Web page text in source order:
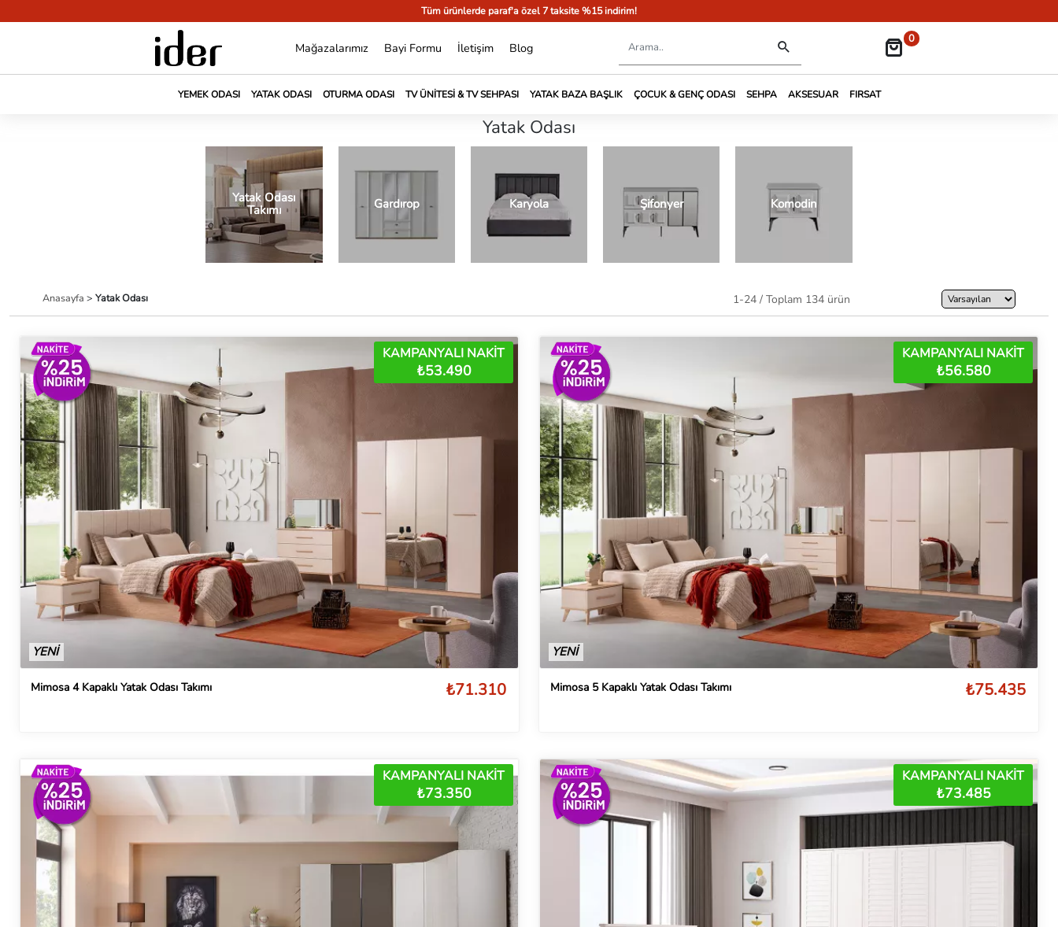
Tüm ürünlerde paraf'a özel 7 taksite %15 indirim!
Mağazalarımız Bayi Formu İletişim Blog
0
YEMEK ODASI YATAK ODASI OTURMA ODASI TV ÜNITESI & TV SEHPASI YATAK BAZA BAŞLIK ÇOCUK & GENÇ ODASI SEHPA AKSESUAR FIRSAT
Yatak Odası
Yatak Odası
Takımı
Gardırop Karyola Şifonyer Komodin
Anasayfa > Yatak Odası 1-24 / Toplam 134 ürün
KAMPANYALI NAKİT
₺53.490
YENİ
Mimosa 4 Kapaklı Yatak Odası Takımı ₺71.310
KAMPANYALI NAKİT
₺56.580
YENİ
Mimosa 5 Kapaklı Yatak Odası Takımı ₺75.435
KAMPANYALI NAKİT
₺73.350
KAMPANYALI NAKİT
₺73.485